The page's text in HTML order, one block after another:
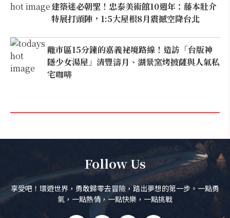
建築迷必朝聖！忠泰美術館10週年：藤本壯介
特展打頭陣，1:5大屋根8月震撼空降台北
離市區15分鐘的嘉義祕境路線！造訪「台版神
隱少女湯屋」清豐濤月、湖景窯烤披薩與人氣私
宅咖啡
Follow Us
享受吧！環遊世界，勇敢歸零去冒險，踏出夢想的第一步。一點勇
氣，一點熱情，一點快樂，一點挑戰